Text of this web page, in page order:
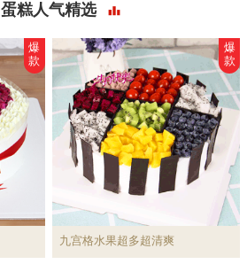
蛋糕人气精选
爆
款
九宫格水果超多超清爽
爆
款